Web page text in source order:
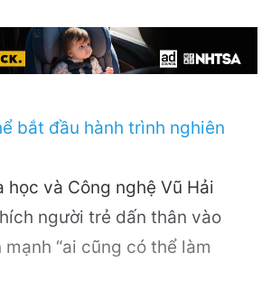
học và Công nghệ Vũ Hải
người trẻ dấn thân vào
mạnh “ai cũng có thể làm